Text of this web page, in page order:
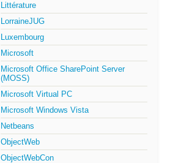
Littérature
LorraineJUG
Luxembourg
Microsoft
Microsoft Office SharePoint Server
(MOSS)
Microsoft Virtual PC
Microsoft Windows Vista
Netbeans
ObjectWeb
ObjectWebCon